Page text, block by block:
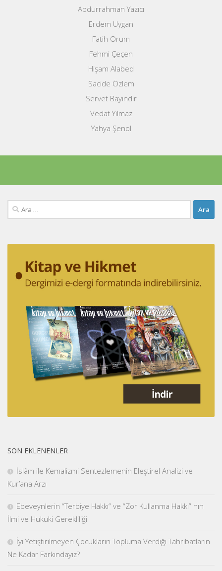
Abdurrahman Yazıcı
Erdem Uygan
Fatih Orum
Fehmi Çeçen
Hişam Alabed
Sacide Özlem
Servet Bayındır
Vedat Yılmaz
Yahya Şenol
Arama:
SON EKLENENLER
İslâm ile Kemalizmi Sentezlemenin Eleştirel Analizi ve
Kur’ana Arzı
Ebeveynlerin “Terbiye Hakkı” ve “Zor Kullanma Hakkı” nın
İlmi ve Hukuki Gerekliliği
İyi Yetiştirilmeyen Çocukların Topluma Verdiği Tahribatların
Ne Kadar Farkındayız?